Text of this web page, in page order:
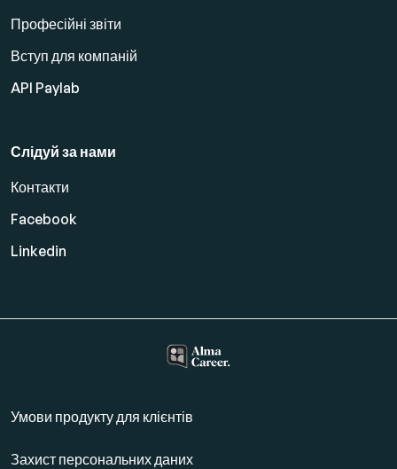
Професійні звіти
Вступ для компаній
API Paylab
Слідуй за нами
Контакти
Facebook
Linkedin
Умови продукту для клієнтів
Захист персональних даних